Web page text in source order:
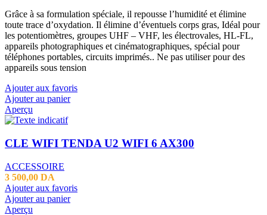
Grâce à sa formulation spéciale, il repousse l’humidité et élimine
toute trace d’oxydation. Il élimine d’éventuels corps gras, Idéal pour
les potentiomètres, groupes UHF – VHF, les électrovales, HL-FL,
appareils photographiques et cinématographiques, spécial pour
téléphones portables, circuits imprimés.. Ne pas utiliser pour des
appareils sous tension
Ajouter aux favoris
Ajouter au panier
Aperçu
CLE WIFI TENDA U2 WIFI 6 AX300
ACCESSOIRE
3 500,00 DA
Ajouter aux favoris
Ajouter au panier
Aperçu